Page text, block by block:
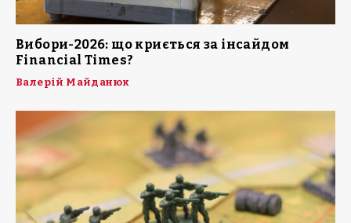
Вибори-2026: що криється за інсайдом
Financial Times?
Валерій Майданюк